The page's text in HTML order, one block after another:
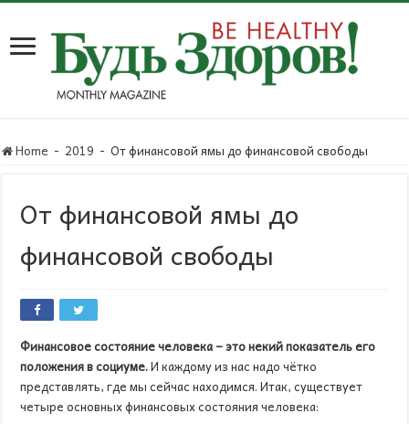
Home - 2019 - От финансовой ямы до финансовой свободы
От финансовой ямы до
финансовой свободы
Финансовое состояние человека – это некий показатель его
положения в социуме.И каждому из нас надо чётко
представлять, где мы сейчас находимся. Итак, существует
четыре основных финансовых состояния человека: